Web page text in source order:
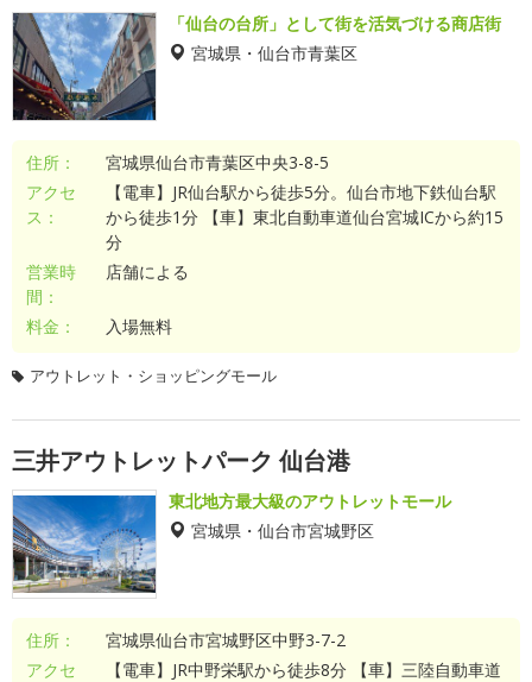
「仙台の台所」として街を活気づける商店街
宮城県・仙台市青葉区
住所：
宮城県仙台市青葉区中央3-8-5
アクセ
ス：
【電車】JR仙台駅から徒歩5分。仙台市地下鉄仙台駅
から徒歩1分 【車】東北自動車道仙台宮城ICから約15
分
営業時
間：
店舗による
料金： 入場無料
アウトレット・ショッピングモール
三井アウトレットパーク 仙台港
東北地方最大級のアウトレットモール
宮城県・仙台市宮城野区
住所：
宮城県仙台市宮城野区中野3-7-2
アクセ
【電車】JR中野栄駅から徒歩8分 【車】三陸自動車道